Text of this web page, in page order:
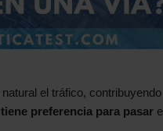
el tráfico,
preferencia para pasar